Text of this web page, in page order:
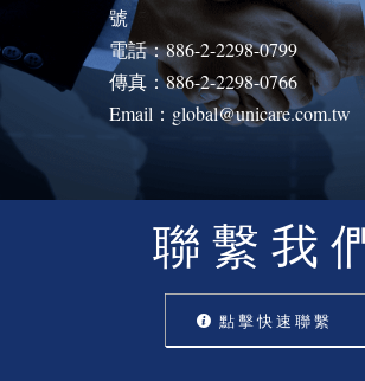
號
電話：886-2-2298-0799
傳真：886-2-2298-0766
Email：global@unicare.com.tw
聯 繫 我
點 擊 快 速 聯 繫